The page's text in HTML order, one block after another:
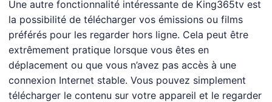
Une autre fonctionnalité intéressante de King365tv est
la possibilité de télécharger vos émissions ou films
préférés pour les regarder hors ligne. Cela peut être
extrêmement pratique lorsque vous êtes en
déplacement ou que vous n’avez pas accès à une
connexion Internet stable. Vous pouvez simplement
télécharger le contenu sur votre appareil et le regarder